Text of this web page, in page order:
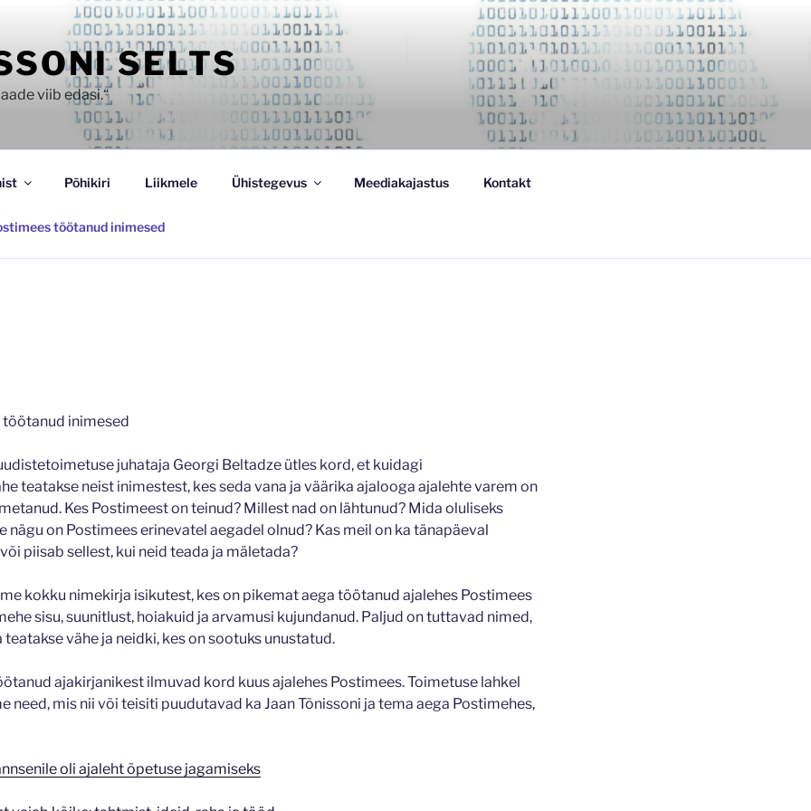
SELTS
viib edasi.“
Põhikiri Liikmele Ühistegevus Meediakajastus Kontakt
töötanud inimesed
inimesed
juhataja Georgi Beltadze ütles kord, et kuidagi
teatakse neist inimestest, kes seda vana ja väärika ajalooga ajalehte varem on
Kes Postimeest on teinud? Millest nad on lähtunud? Mida oluliseks
nägu on Postimees erinevatel aegadel olnud? Kas meil on ka tänapäeval
piisab sellest, kui neid teada ja mäletada?
kokku nimekirja isikutest, kes on pikemat aega töötanud ajalehes Postimees
sisu, suunitlust, hoiakuid ja arvamusi kujundanud. Paljud on tuttavad nimed,
teatakse vähe ja neidki, kes on sootuks unustatud.
ajakirjanikest ilmuvad kord kuus ajalehes Postimees. Toimetuse lahkel
need, mis nii või teisiti puudutavad ka Jaan Tõnissoni ja tema aega Postimehes,
oli ajaleht õpetuse jagamiseks